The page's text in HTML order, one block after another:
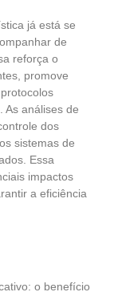
já está se
de
reforça o
promove
As análises de
dos
sistemas de
Essa
impactos
a eficiência
o benefício